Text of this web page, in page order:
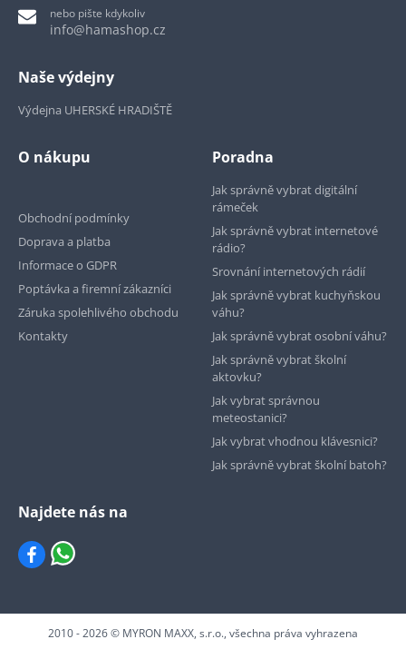
nebo pište kdykoliv
info@hamashop.cz
Naše výdejny
Výdejna UHERSKÉ HRADIŠTĚ
O nákupu
Obchodní podmínky
Doprava a platba
Informace o GDPR
Poptávka a firemní zákazníci
Záruka spolehlivého obchodu
Kontakty
Poradna
Jak správně vybrat digitální
rámeček
Jak správně vybrat internetové
rádio?
Srovnání internetových rádií
Jak správně vybrat kuchyňskou
váhu?
Jak správně vybrat osobní váhu?
Jak správně vybrat školní
aktovku?
Jak vybrat správnou
meteostanici?
Jak vybrat vhodnou klávesnici?
Jak správně vybrat školní batoh?
Najdete nás na
2010 - 2026 © MYRON MAXX, s.r.o., všechna práva vyhrazena